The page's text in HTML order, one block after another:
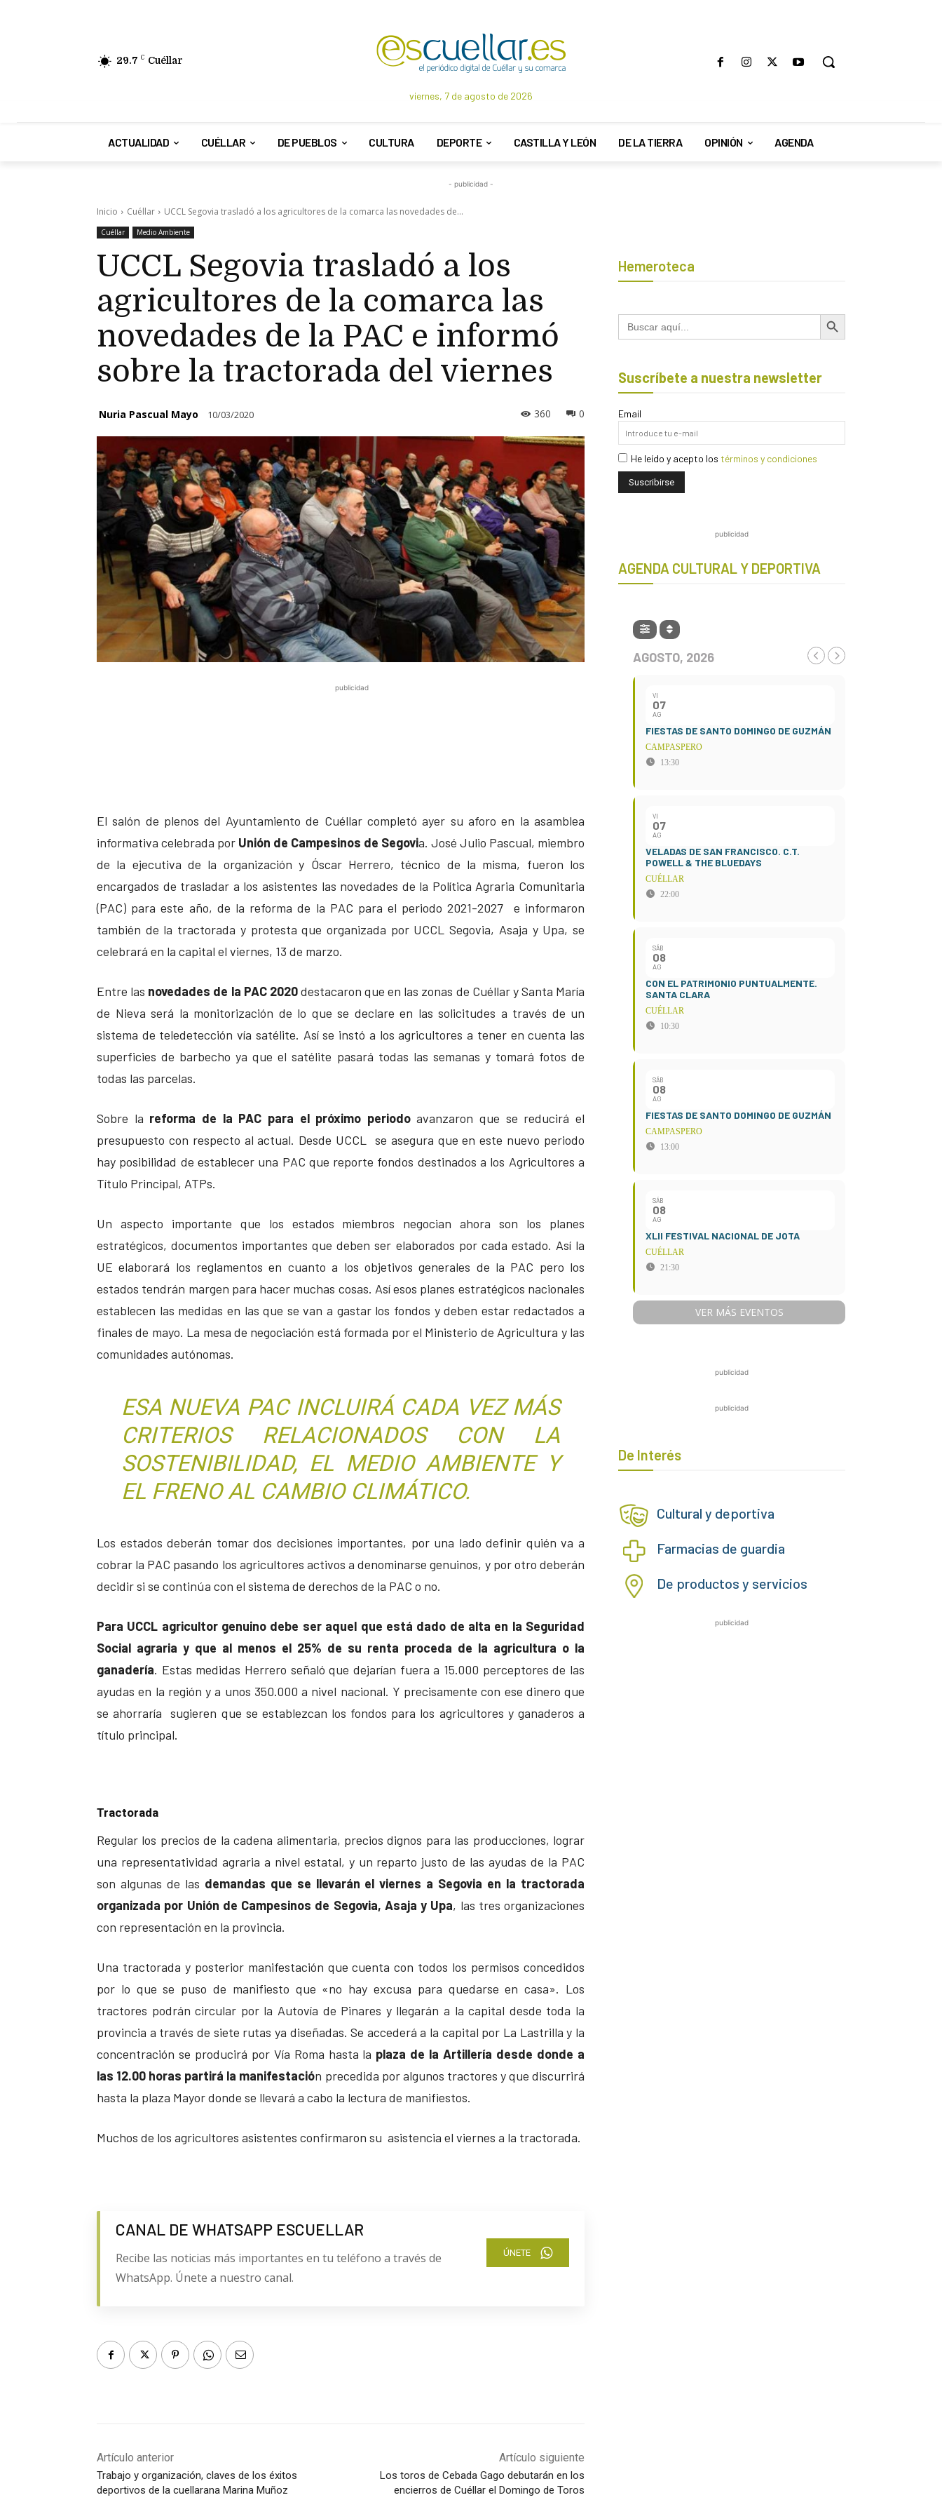
29.7 C Cuéllar
viernes, 7 de agosto de 2026
ACTUALIDAD CUÉLLAR DE PUEBLOS CULTURA DEPORTE CASTILLA Y LEÓN DE LA TIERRA OPINIÓN AGENDA
- publicidad -
Inicio Cuéllar UCCL Segovia trasladó a los agricultores de la comarca las novedades de...
Cuéllar Medio Ambiente
UCCL Segovia trasladó a los
agricultores de la comarca las
novedades de la PAC e informó
sobre la tractorada del viernes
Nuria Pascual Mayo 10/03/2020 0
360
publicidad
El salón de plenos del Ayuntamiento de Cuéllar completó ayer su aforo en la asamblea
informativa celebrada por Unión de Campesinos de Segovia. José Julio Pascual, miembro
de la ejecutiva de la organización y Óscar Herrero, técnico de la misma, fueron los
encargados de trasladar a los asistentes las novedades de la Política Agraria Comunitaria
(PAC) para este año, de la reforma de la PAC para el periodo 2021-2027 e informaron
también de la tractorada y protesta que organizada por UCCL Segovia, Asaja y Upa, se
celebrará en la capital el viernes, 13 de marzo.
Entre las novedades de la PAC 2020destacaron que en las zonas de Cuéllar y Santa María
de Nieva será la monitorización de lo que se declare en las solicitudes a través de un
sistema de teledetección vía satélite. Así se instó a los agricultores a tener en cuenta las
superficies de barbecho ya que el satélite pasará todas las semanas y tomará fotos de
todas las parcelas.
Sobre la reforma de la PAC para el próximo periodoavanzaron que se reducirá el
presupuesto con respecto al actual. Desde UCCL se asegura que en este nuevo periodo
hay posibilidad de establecer una PAC que reporte fondos destinados a los Agricultores a
Título Principal, ATPs.
Un aspecto importante que los estados miembros negocian ahora son los planes
estratégicos, documentos importantes que deben ser elaborados por cada estado. Así la
UE elaborará los reglamentos en cuanto a los objetivos generales de la PAC pero los
estados tendrán margen para hacer muchas cosas. Así esos planes estratégicos nacionales
establecen las medidas en las que se van a gastar los fondos y deben estar redactados a
finales de mayo. La mesa de negociación está formada por el Ministerio de Agricultura y las
comunidades autónomas.
ESA NUEVA PAC INCLUIRÁ CADA VEZ MÁS
CRITERIOS RELACIONADOS CON LA
SOSTENIBILIDAD, EL MEDIO AMBIENTE Y
EL FRENO AL CAMBIO CLIMÁTICO.
Los estados deberán tomar dos decisiones importantes, por una lado definir quién va a
cobrar la PAC pasando los agricultores activos a denominarse genuinos, y por otro deberán
decidir si se continúa con el sistema de derechos de la PAC o no.
Para UCCL agricultor genuino debe ser aquel que está dado de alta en la Seguridad
Social agraria y que al menos el 25% de su renta proceda de la agricultura o la
ganadería. Estas medidas Herrero señaló que dejarían fuera a 15.000 perceptores de las
ayudas en la región y a unos 350.000 a nivel nacional. Y precisamente con ese dinero que
se ahorraría sugieren que se establezcan los fondos para los agricultores y ganaderos a
título principal.
Tractorada
Regular los precios de la cadena alimentaria, precios dignos para las producciones, lograr
una representatividad agraria a nivel estatal, y un reparto justo de las ayudas de la PAC
son algunas de las demandas que se llevarán el viernes a Segovia en la tractorada
organizada por Unión de Campesinos de Segovia, Asaja y Upa, las tres organizaciones
con representación en la provincia.
Una tractorada y posterior manifestación que cuenta con todos los permisos concedidos
por lo que se puso de manifiesto que «no hay excusa para quedarse en casa». Los
tractores podrán circular por la Autovía de Pinares y llegarán a la capital desde toda la
provincia a través de siete rutas ya diseñadas. Se accederá a la capital por La Lastrilla y la
concentración se producirá por Vía Roma hasta la plaza de la Artillería desde donde a
las 12.00 horas partirá la manifestación precedida por algunos tractores y que discurrirá
hasta la plaza Mayor donde se llevará a cabo la lectura de manifiestos.
Muchos de los agricultores asistentes confirmaron su asistencia el viernes a la tractorada.
CANAL DE WHATSAPP ESCUELLAR
Recibe las noticias más importantes en tu teléfono a través de
WhatsApp. Únete a nuestro canal.
ÚNETE
Artículo anterior
Trabajo y organización, claves de los éxitos
deportivos de la cuellarana Marina Muñoz
Artículo siguiente
Los toros de Cebada Gago debutarán en los
encierros de Cuéllar el Domingo de Toros
Hemeroteca
Buscar: Botón de búsqueda
Suscríbete a nuestra newsletter
Email
He leído y acepto los términos y condiciones
publicidad
AGENDA CULTURAL Y DEPORTIVA
AGOSTO, 2026
VI
07
AG
FIESTAS DE SANTO DOMINGO DE GUZMÁN
CAMPASPERO
13:30
VI
07
AG
VELADAS DE SAN FRANCISCO. C.T.
POWELL & THE BLUEDAYS
CUÉLLAR
22:00
SÁB
08
AG
CON EL PATRIMONIO PUNTUALMENTE.
SANTA CLARA
CUÉLLAR
10:30
SÁB
08
AG
FIESTAS DE SANTO DOMINGO DE GUZMÁN
CAMPASPERO
13:00
SÁB
08
AG
XLII FESTIVAL NACIONAL DE JOTA
CUÉLLAR
21:30
VER MÁS EVENTOS
publicidad
publicidad
De Interés
Cultural y deportiva
Farmacias de guardia
De productos y servicios
publicidad